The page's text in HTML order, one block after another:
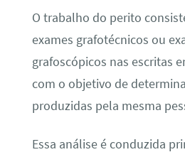
O trabalho do perito
exames grafotécnicos ou
grafoscópicos nas escritas
com o objetivo de
produzidas pela mesma
Essa análise é conduzida